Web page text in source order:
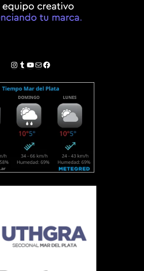
Instagram
Tumblr
YouTube
Correo electrónico
Facebook